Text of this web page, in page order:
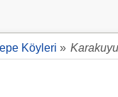
Köyleri »